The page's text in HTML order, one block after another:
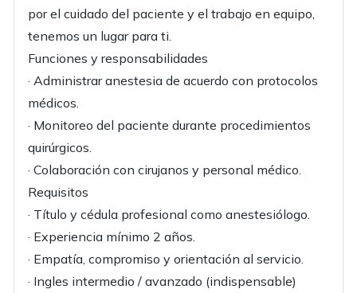
por el cuidado del paciente y el trabajo en equipo,
tenemos un lugar para ti.
Funciones y responsabilidades
· Administrar anestesia de acuerdo con protocolos
médicos.
· Monitoreo del paciente durante procedimientos
quirúrgicos.
· Colaboración con cirujanos y personal médico.
Requisitos
· Título y cédula profesional como anestesiólogo.
· Experiencia mínimo 2 años.
· Empatía, compromiso y orientación al servicio.
· Ingles intermedio / avanzado (indispensable)